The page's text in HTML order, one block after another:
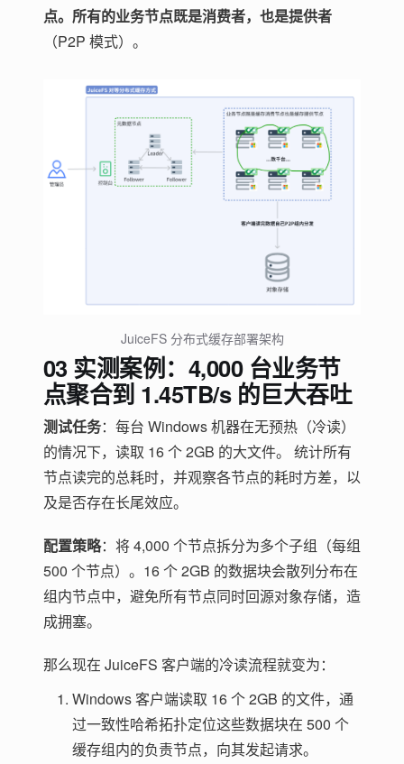
点。所有的业务节点既是消费者，也是提供者
（P2P 模式）。
JuiceFS 分布式缓存部署架构
03 实测案例：4,000 台业务节
点聚合到 1.45TB/s 的巨大吞吐
测试任务：每台 Windows 机器在无预热（冷读）
的情况下，读取 16 个 2GB 的大文件。 统计所有
节点读完的总耗时，并观察各节点的耗时方差，以
及是否存在长尾效应。
配置策略：将 4,000 个节点拆分为多个子组（每组
500 个节点）。16 个 2GB 的数据块会散列分布在
组内节点中，避免所有节点同时回源对象存储，造
成拥塞。
那么现在 JuiceFS 客户端的冷读流程就变为：
Windows 客户端读取 16 个 2GB 的文件，通
过一致性哈希拓扑定位这些数据块在 500 个
缓存组内的负责节点，向其发起请求。